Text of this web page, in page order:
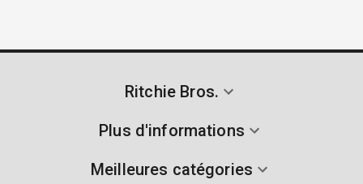
Ritchie Bros.
Plus d'informations
Meilleures catégories